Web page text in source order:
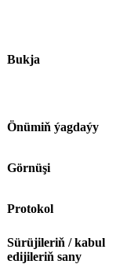
Bukja
Önümiň ýagdaýy
Görnüşi
Protokol
Sürüjileriň / kabul
edijileriň sany